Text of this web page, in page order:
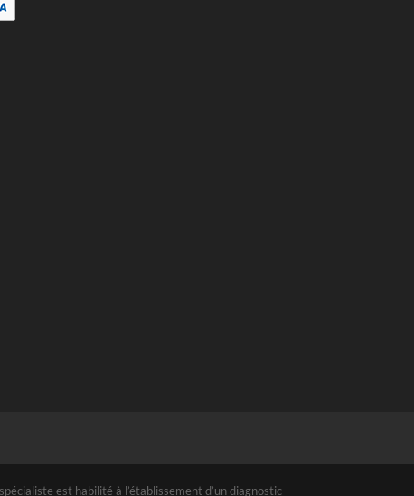
est habilité à l’établissement d’un diagnostic